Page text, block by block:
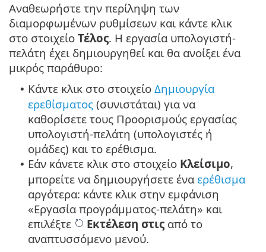
Αναθεωρήστε την περίληψη των
διαμορφωμένων ρυθμίσεων και κάντε κλικ
στο στοιχείο Τέλος. Η εργασία υπολογιστή-
πελάτη έχει δημιουργηθεί και θα ανοίξει ένα
μικρός παράθυρο:
• Κάντε κλικ στο στοιχείο Δημιουργία
ερεθίσματος (συνιστάται) για να
καθορίσετε τους Προορισμούς εργασίας
υπολογιστή-πελάτη (υπολογιστές ή
ομάδες) και το ερέθισμα.
• Εάν κάνετε κλικ στο στοιχείο Κλείσιμο,
μπορείτε να δημιουργήσετε έναερέθισμα
αργότερα: κάντε κλικ στην εμφάνιση
«Εργασία προγράμματος-πελάτη» και
επιλέξτε
Εκτέλεση στις από το
αναπτυσσόμενο μενού.